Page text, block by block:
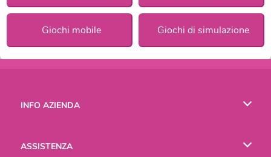
Giochi mobile Giochi di simulazione
INFO AZIENDA
ASSISTENZA